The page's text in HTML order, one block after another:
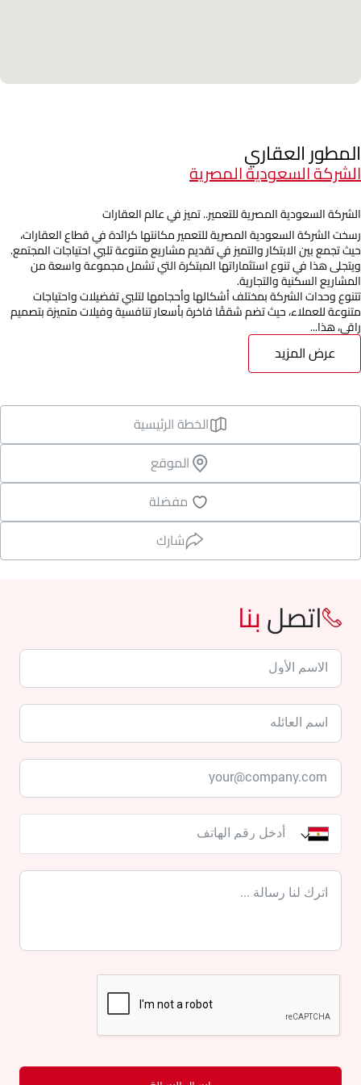
المطور العقاري
الشركة السعودية المصرية
الشركة السعودية المصرية للتعمير.. تميز في عالم العقارات
رسخت الشركة السعودية المصرية للتعمير مكانتها كرائدة في قطاع العقارات،
حيث تجمع بين الابتكار والتميز في تقديم مشاريع متنوعة تلبي احتياجات المجتمع.
ويتجلى هذا في تنوع استثماراتها المبتكرة التي تشمل مجموعة واسعة من
المشاريع السكنية والتجارية.
تتنوع وحدات الشركة بمختلف أشكالها وأحجامها لتلبي تفضيلات واحتياجات
متنوعة للعملاء، حيث تضم شققًا فاخرة بأسعار تنافسية وفيلات متميزة بتصميم
راقي، هذا...
عرض المزيد
الخطة الرئيسية
الموقع
مفضلة
شارك
اتصلبنا